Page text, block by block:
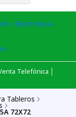
Electronica
Telefónica │
Tableros
72X72